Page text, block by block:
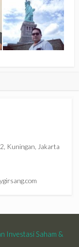
Kuningan, Jakarta
Investasi Saham &